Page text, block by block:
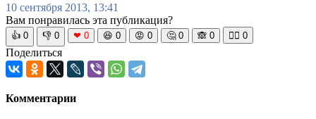
10 сентября 2013, 13:41
Вам понравилась эта публикация?
👍 0 👎 0 ❤ 0 😆 0 😡 0 🤔 0 🙈 0 🧘‍♀️ 0
Поделиться
Комментарии